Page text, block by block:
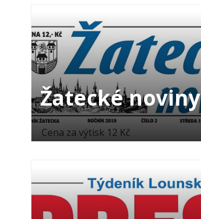
Žatecké noviny
Cena za výtisk 12 Kč